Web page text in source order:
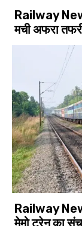
Railway
मची अफरा
Railway
मेमो ट्रेन का